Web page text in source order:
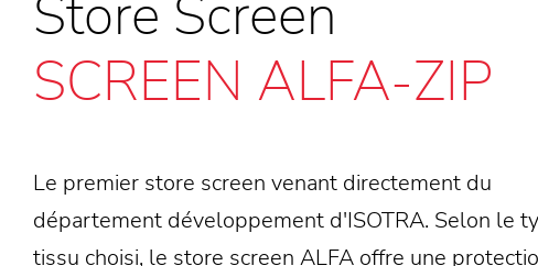
Store Screen
SCREEN ALFA-ZIP
Le premier store screen venant directement du
département développement d'ISOTRA. Selon le
tissu choisi, le store screen ALFA offre une